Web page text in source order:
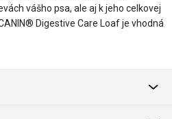
vášho psa, ale aj k jeho celkovej
Digestive Care Loaf je vhodná